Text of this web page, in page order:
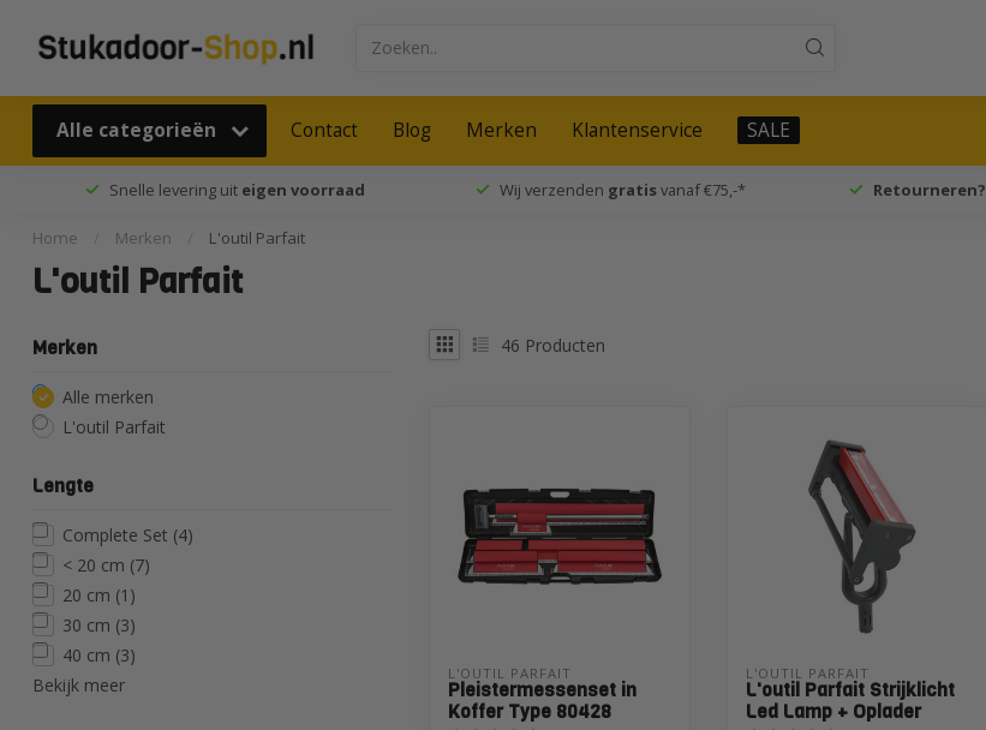
Alle categorieën Contact Blog Merken Klantenservice SALE
Snelle levering uit eigen voorraad Wij verzenden gratisvanaf €75,-* Retourneren?
Home Merken L'outil Parfait
L'outil Parfait
Merken
Alle merken
L'outil Parfait
Lengte
Complete Set (4)
< 20 cm (7)
20 cm (1)
30 cm (3)
40 cm (3)
Bekijk meer
46 Producten
L'OUTIL PARFAIT
Pleistermessenset in
Koffer Type 80428
L'OUTIL PARFAIT
L'outil Parfait Strijklicht
Led Lamp + Oplader